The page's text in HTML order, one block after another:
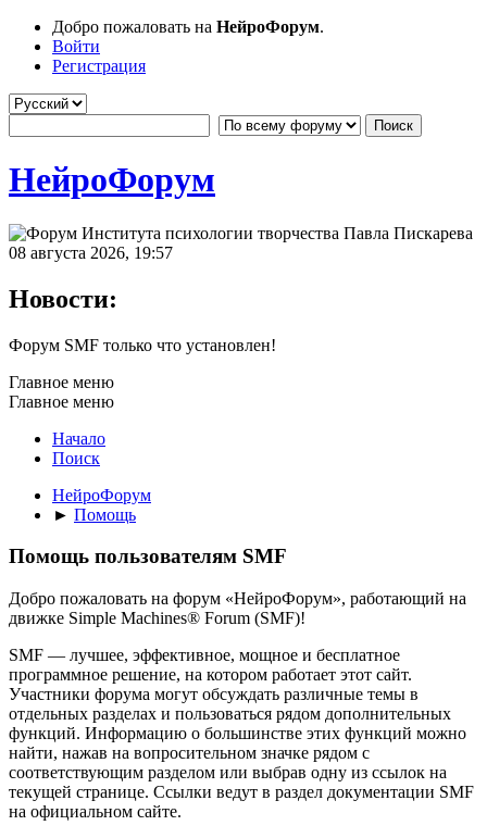
Добро пожаловать на НейроФорум.
Войти
Регистрация
НейроФорум
08 августа 2026, 19:57
Новости:
Форум SMF только что установлен!
Главное меню
Главное меню
Начало
Поиск
НейроФорум
► Помощь
Помощь пользователям SMF
Добро пожаловать на форум «НейроФорум», работающий на
движке Simple Machines® Forum (SMF)!
SMF — лучшее, эффективное, мощное и бесплатное
программное решение, на котором работает этот сайт.
Участники форума могут обсуждать различные темы в
отдельных разделах и пользоваться рядом дополнительных
функций. Информацию о большинстве этих функций можно
найти, нажав на вопросительном значке рядом с
соответствующим разделом или выбрав одну из ссылок на
текущей странице. Ссылки ведут в раздел документации SMF
на официальном сайте.